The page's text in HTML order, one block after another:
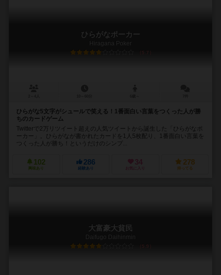
ひらがなポーカー
Hiragana Poker
5.7
ひらがな5文字がシュールで笑える！1番面白い言葉をつくった人が勝
ちのカードゲーム
Twitterで2万リツイート超えの人気ツイートから誕生した「ひらがなポ
ーカー」。ひらがなが書かれたカードを1人5枚配り、1番面白い言葉を
つくった人が勝ち！というだけのシンプ...
102
興味あり
286
経験あり
34
お気に入り
278
持ってる
大富豪大貧民
Daifugo Daihinmin
5.9